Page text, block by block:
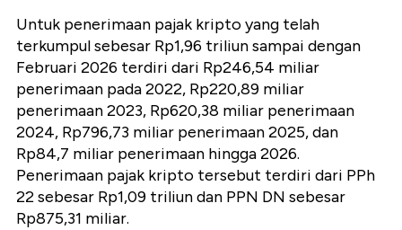
Untuk penerimaan pajak kripto yang telah
terkumpul sebesar Rp1,96 triliun sampai dengan
Februari 2026 terdiri dari Rp246,54 miliar
penerimaan pada 2022, Rp220,89 miliar
penerimaan 2023, Rp620,38 miliar penerimaan
2024, Rp796,73 miliar penerimaan 2025, dan
Rp84,7 miliar penerimaan hingga 2026.
Penerimaan pajak kripto tersebut terdiri dari PPh
22 sebesar Rp1,09 triliun dan PPN DN sebesar
Rp875,31 miliar.